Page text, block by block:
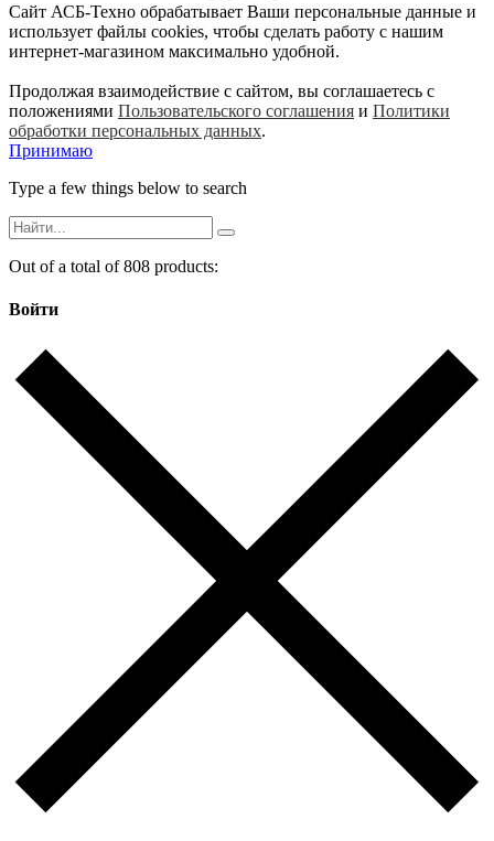
Сайт АСБ-Техно обрабатывает Ваши персональные данные и
использует файлы cookies, чтобы сделать работу с нашим
интернет-магазином максимально удобной.
Продолжая взаимодействие с сайтом, вы соглашаетесь с
положениями Пользовательского соглашения и Политики
обработки персональных данных.
Принимаю
Type a few things below to search
Out of a total of 808 products:
Войти